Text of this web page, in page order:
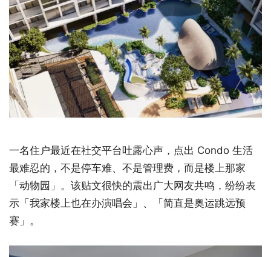
一名住户最近在社交平台吐露心声，点出 Condo 生活
最难忍的，不是停车难、不是管理费，而是楼上那家
「动物园」。该贴文很快的震出广大网友共鸣，纷纷表
示「我家楼上也在办演唱会」、「简直是奥运跳远预
赛」。